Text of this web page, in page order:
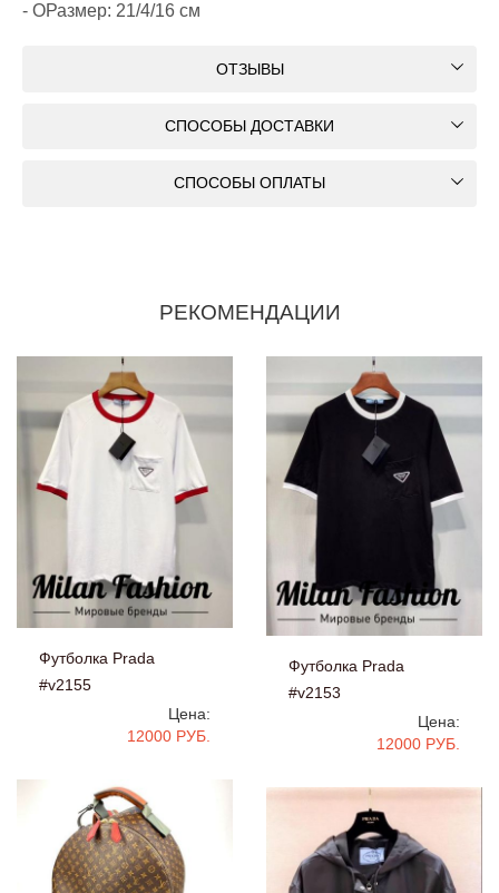
- ОРазмер: 21/4/16 см
ОТЗЫВЫ
СПОСОБЫ ДОСТАВКИ
СПОСОБЫ ОПЛАТЫ
РЕКОМЕНДАЦИИ
Футболка Prada
#v2155
Цена:
12000 РУБ.
Футболка Prada
#v2153
Цена:
12000 РУБ.